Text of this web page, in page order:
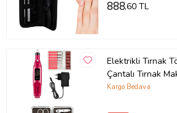
888,60 TL
Elektrikli Tırnak
Çantalı Tırnak
12 Parça Manikür
Kargo Bedava